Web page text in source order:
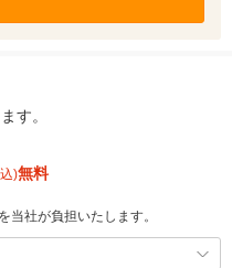
す。
)無料
当社が負担いたします。